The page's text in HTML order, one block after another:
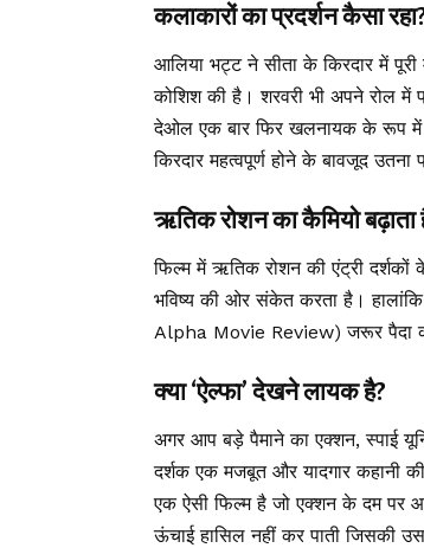
कलाकारों का प्रदर्शन कैसा
आलिया भट्ट ने सीता के किरदार में
कोशिश की है। शरवरी भी अपने रोल
देओल एक बार फिर खलनायक के रूप
किरदार महत्वपूर्ण होने के बावजूद उतना
ऋतिक रोशन का कैमियो बढ़ाता
फिल्म में ऋतिक रोशन की एंट्री
भविष्य की ओर संकेत करता है।
Alpha Movie Review) जरूर पैदा
क्या ‘ऐल्फा’ देखने लायक है?
अगर आप बड़े पैमाने का एक्शन, स्पाई
दर्शक एक मजबूत और यादगार कहानी
एक ऐसी फिल्म है जो एक्शन के दम
ऊंचाई हासिल नहीं कर पाती जिसकी